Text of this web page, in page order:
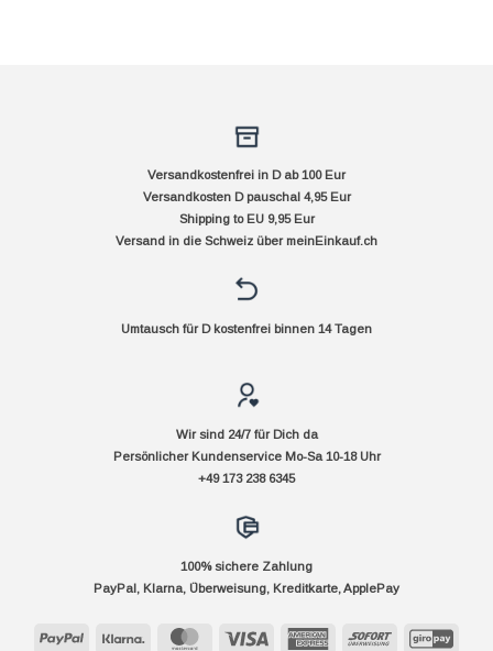
Versandkostenfrei in D ab 100 Eur
Versandkosten D pauschal 4,95 Eur
Shipping to EU 9,95 Eur
Versand in die Schweiz über meinEinkauf.ch
Umtausch für D kostenfrei binnen 14 Tagen
Wir sind 24/7 für Dich da
Persönlicher Kundenservice Mo-Sa 10-18 Uhr
+49 173 238 6345
100% sichere Zahlung
PayPal, Klarna, Überweisung, Kreditkarte, ApplePay
PayPal Klarna MasterCard Visa
AmericanSofort